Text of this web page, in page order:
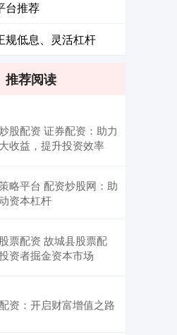
台推荐
规低息、灵活杠杆
推荐阅读
股配资 证券配资：助力
收益，提升投资效率
略平台 配资炒股网：助
资本杠杆
票配资 故城县股票配
资者掘金资本市场
资：开启财富增值之路